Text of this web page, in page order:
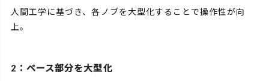
人間工学に基づき、各ノブを大型化することで操作性が向
上。
2：ベース部分を大型化